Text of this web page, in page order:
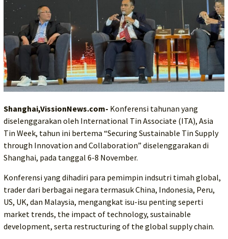
Shanghai,VissionNews.com- Konferensi tahunan yang
diselenggarakan oleh International Tin Associate (ITA), Asia
Tin Week, tahun ini bertema “Securing Sustainable Tin Supply
through Innovation and Collaboration” diselenggarakan di
Shanghai, pada tanggal 6-8 November.
Konferensi yang dihadiri para pemimpin indsutri timah global,
trader dari berbagai negara termasuk China, Indonesia, Peru,
US, UK, dan Malaysia, mengangkat isu-isu penting seperti
market trends, the impact of technology, sustainable
development, serta restructuring of the global supply chain.